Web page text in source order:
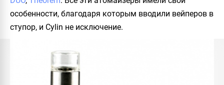
особенности, благодаря которым вводили вейперов в
ступор, и Cylin не исключение.